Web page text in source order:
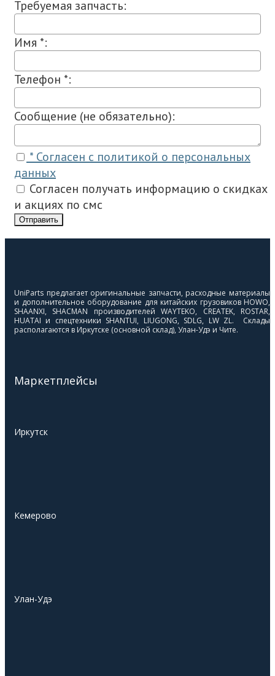
Требуемая запчасть:
Имя *:
Телефон *:
Сообщение (не обязательно):
* Согласен с политикой о персональных
данных
Согласен получать информацию о скидках
и акциях по смс
Отправить
UniParts предлагает оригинальные запчасти, расходные материалы
и дополнительное оборудование для китайских грузовиков HOWO,
SHAANXI, SHACMAN производителей WAYTEKO, CREATEK, ROSTAR,
HUATAI и спецтехники SHANTUI, LIUGONG, SDLG, LW ZL. Склады
располагаются в Иркутске (основной склад), Улан-Удэ и Чите.
Маркетплейсы
Иркутск
Кемерово
Улан-Удэ